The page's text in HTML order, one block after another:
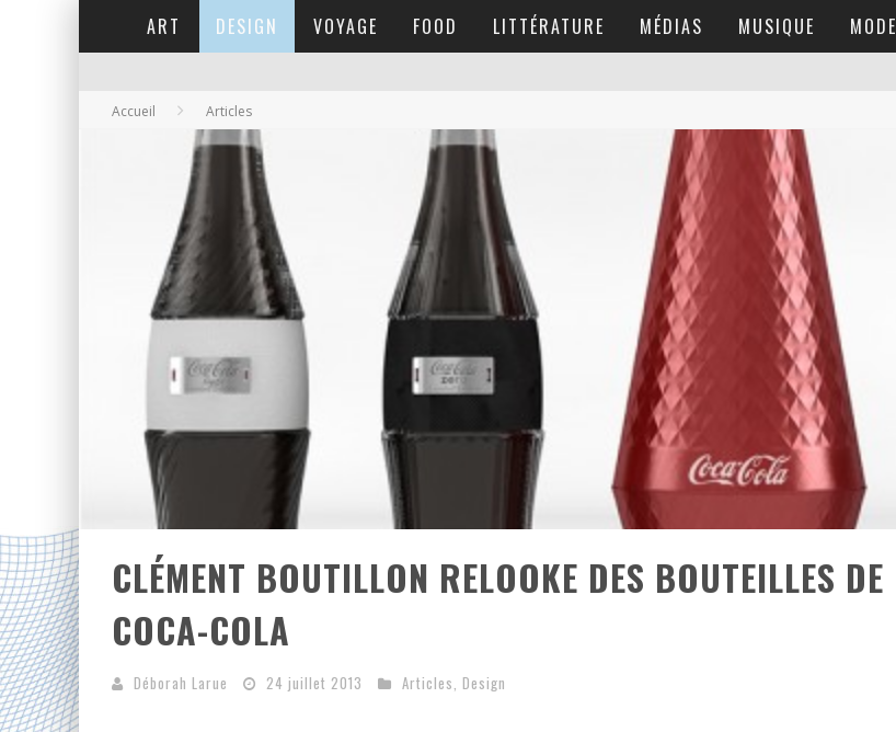
ART DESIGN VOYAGE FOOD LITTÉRATURE MÉDIAS MUSIQUE MODE
Accueil Articles
CLÉMENT BOUTILLON RELOOKE DES BOUTEILLES DE
COCA-COLA
Déborah Larue 24 juillet 2013 Articles, Design